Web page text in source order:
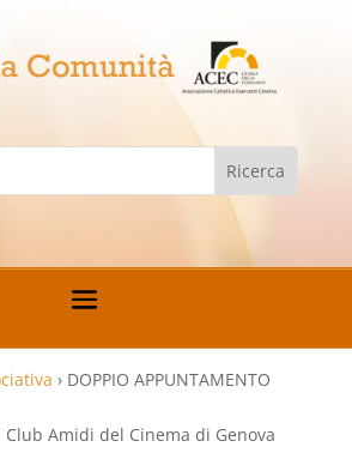
› DOPPIO APPUNTAMENTO
Club Amidi del Cinema di Genova